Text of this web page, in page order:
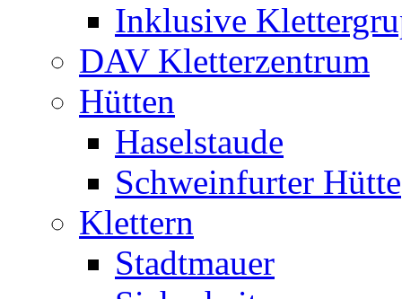
Inklusive
DAV Kletterzentrum
Hütten
Haselstaude
Schweinfurter Hütte
Klettern
Stadtmauer